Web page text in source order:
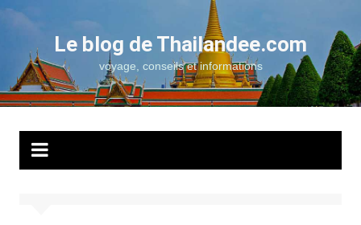
Aller
contenu
Le blog de Thailandee.com
voyage, conseils et informations